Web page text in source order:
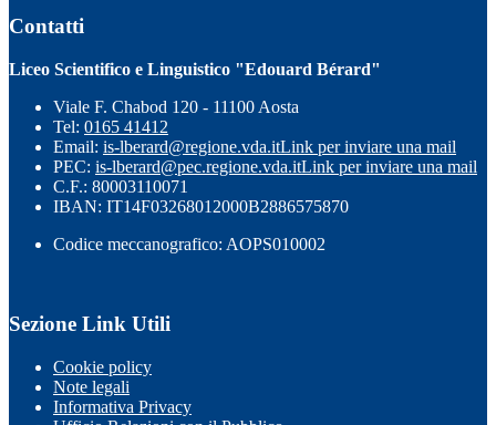
Contatti
Liceo Scientifico e Linguistico "Edouard Bérard"
Viale F. Chabod 120 - 11100 Aosta
Tel: 0165 41412
Email: is-lberard@regione.vda.itLink per inviare una mail
PEC: is-lberard@pec.regione.vda.itLink per inviare una mail
C.F.: 80003110071
IBAN: IT14F03268012000B2886575870
Codice meccanografico: AOPS010002
Sezione Link Utili
Cookie policy
Note legali
Informativa Privacy